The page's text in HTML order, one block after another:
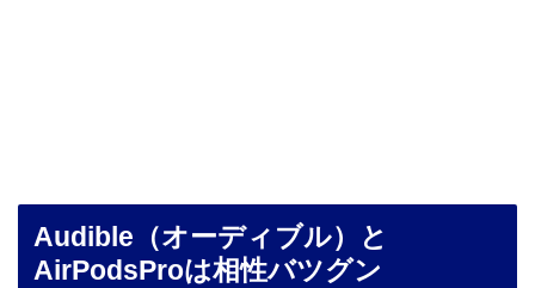
Audible（オーディブル）と
AirPodsProは相性バツグン